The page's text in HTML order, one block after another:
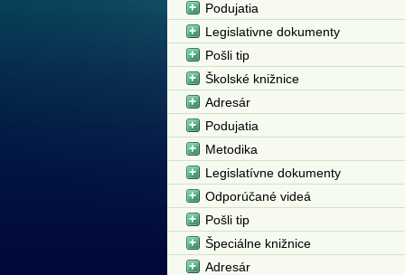
Podujatia
Legislativne dokumenty
Pošli tip
Školské knižnice
Adresár
Podujatia
Metodika
Legislatívne dokumenty
Odporúčané videá
Pošli tip
Špeciálne knižnice
Adresár